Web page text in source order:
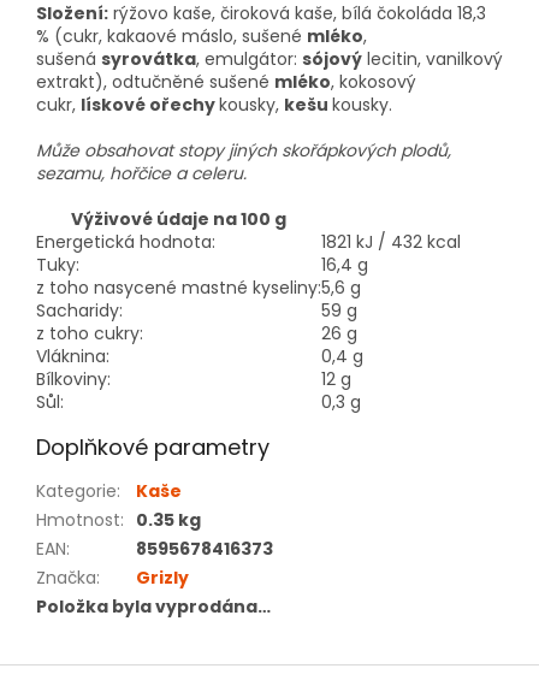
Složení: rýžovo kaše, čiroková kaše, bílá čokoláda 18,3
% (cukr, kakaové máslo, sušené mléko,
sušená syrovátka, emulgátor: sójový lecitin, vanilkový
extrakt), odtučněné sušené mléko, kokosový
cukr, lískové ořechykousky, kešu kousky.
Může obsahovat stopy jiných skořápkových plodů,
sezamu, hořčice a celeru.
Výživové údaje na 100 g
Energetická hodnota:
1821 kJ / 432 kcal
Tuky:
16,4 g
z toho nasycené mastné kyseliny:5,6 g
Sacharidy:
59 g
z toho cukry:
26 g
Vláknina:
0,4 g
Bílkoviny:
12 g
Sůl:
0,3 g
Doplňkové parametry
Kategorie:
Kaše
Hmotnost: 0.35 kg
EAN:
8595678416373
Značka:
Grizly
Položka byla vyprodána…
Z